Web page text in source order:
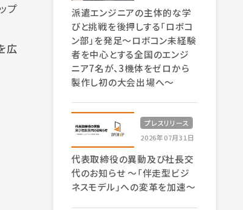
プ
広
派遣エンジニアの主体的な学
びと挑戦を後押しする「ロボコ
ン部」を発足～ロボコン未経験
者を中心とする全国のエンジ
ニア7名が、3機体をゼロから
製作し初の大会出場へ～
プレスリリース
2026年07月31日
代表取締役の異動及び社長交
代のお知らせ 〜「伴走型ビジ
ネスモデル」への変革を加速〜